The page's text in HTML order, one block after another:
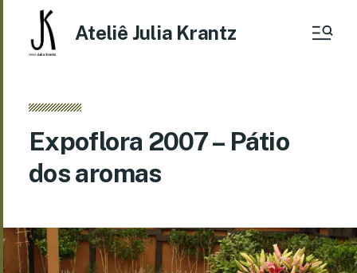
Ateliê Julia Krantz
Expoflora 2007 – Pátio
dos aromas